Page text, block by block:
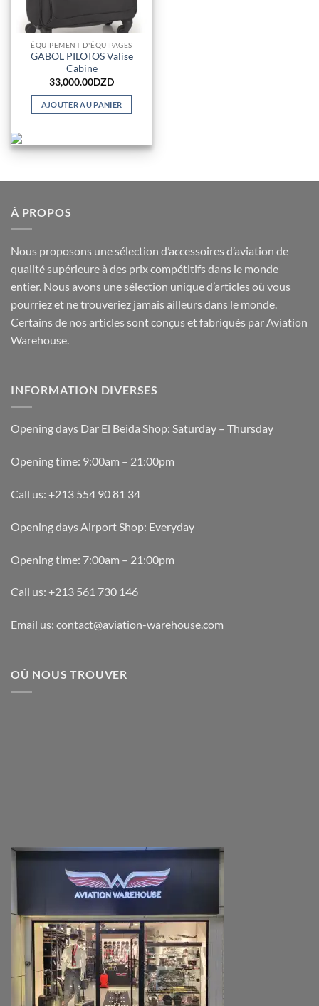
ÉQUIPEMENT D'ÉQUIPAGES
GABOL PILOTOS Valise
Cabine
33,000.00DZD
AJOUTER AU PANIER
À PROPOS
Nous proposons une sélection d’accessoires d’aviation de
qualité supérieure à des prix compétitifs dans le monde
entier. Nous avons une sélection unique d’articles où vous
pourriez et ne trouveriez jamais ailleurs dans le monde.
Certains de nos articles sont conçus et fabriqués par Aviation
Warehouse.
INFORMATION DIVERSES
Opening days Dar El Beida Shop: Saturday – Thursday
Opening time: 9:00am – 21:00pm
Call us: +213 554 90 81 34
Opening days Airport Shop: Everyday
Opening time: 7:00am – 21:00pm
Call us: +213 561 730 146
Email us: contact@aviation-warehouse.com
OÙ NOUS TROUVER